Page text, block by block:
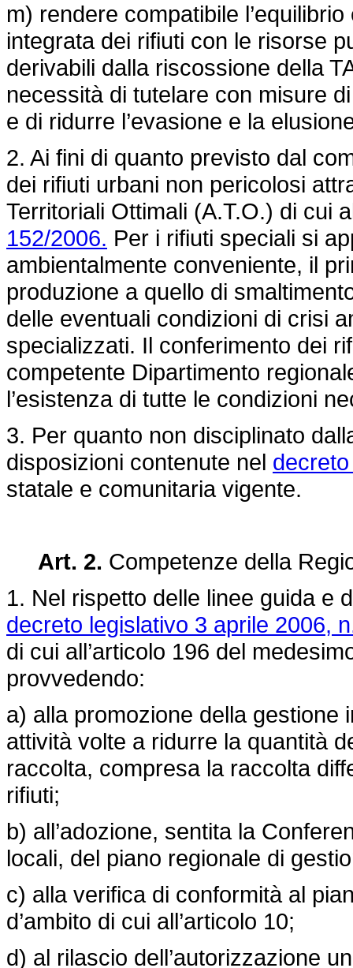
m) rendere compatibile
integrata dei rifiuti con le risorse
derivabili dalla riscossione della
necessità di tutelare con misure
e di ridurre l’evasione e la
2. Ai fini di quanto previsto dal
dei rifiuti urbani non pericolosi
Territoriali Ottimali (A.T.O.) di cui
152/2006. Per i rifiuti speciali si
ambientalmente conveniente, il
produzione a quello di
delle eventuali condizioni di crisi
specializzati. Il conferimento dei
competente Dipartimento
l’esistenza di tutte le condizioni
3. Per quanto non disciplinato
disposizioni contenute nel
statale e comunitaria vigente.
Art. 2. Competenze della
1. Nel rispetto delle linee guida e
decreto legislativo 3 aprile 2006,
di cui all’articolo 196 del
provvedendo:
a) alla promozione della gestione
attività volte a ridurre la quantità
raccolta, compresa la raccolta
rifiuti;
b) all’adozione, sentita la
locali, del piano regionale di
c) alla verifica di conformità al
d’ambito di cui all’articolo 10;
d) al rilascio dell’autorizzazione